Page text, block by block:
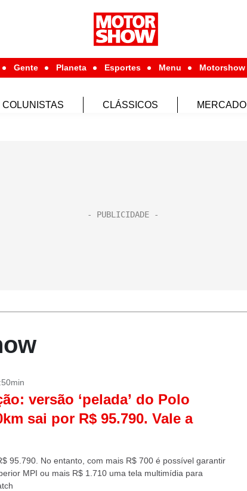
Gente Planeta Esportes Menu Motorshow
COLUNISTAS CLÁSSICOS MERCADO
versão ‘pelada’ do Polo
sai por R$ 95.790. Vale a
95.790. No entanto, com mais R$ 700 é possível garantir
MPI ou mais R$ 1.710 uma tela multimídia para